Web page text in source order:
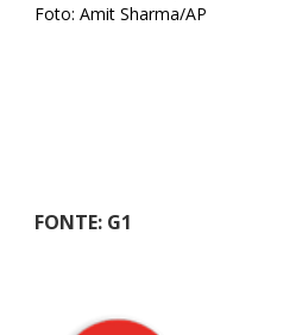
Foto: Amit Sharma/AP
FONTE: G1